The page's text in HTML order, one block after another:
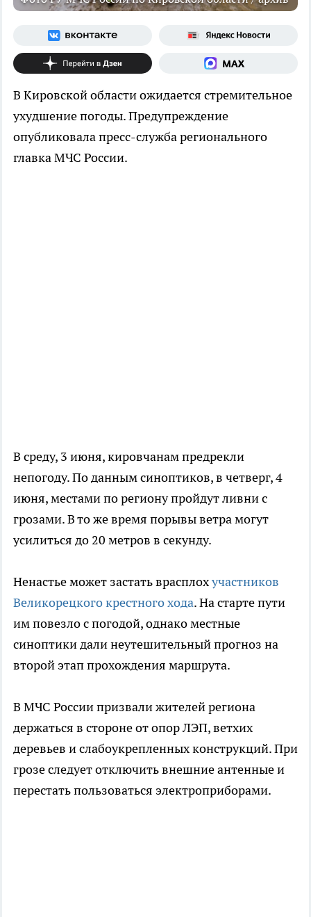
В Кировской области ожидается стремительное
ухудшение погоды. Предупреждение
опубликовала пресс-служба регионального
главка МЧС России.
В среду, 3 июня, кировчанам предрекли
непогоду. По данным синоптиков, в четверг, 4
июня, местами по региону пройдут ливни с
грозами. В то же время порывы ветра могут
усилиться до 20 метров в секунду.
Ненастье может застать врасплохучастников
Великорецкого крестного хода. На старте пути
им повезло с погодой, однако местные
синоптики дали неутешительный прогноз на
второй этап прохождения маршрута.
В МЧС России призвали жителей региона
держаться в стороне от опор ЛЭП, ветхих
деревьев и слабоукрепленных конструкций. При
грозе следует отключить внешние антенные и
перестать пользоваться электроприборами.